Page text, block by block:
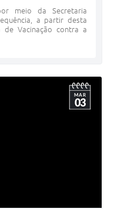
meio da Secretaria
a partir desta
de Vacinação contra a
MAR
03